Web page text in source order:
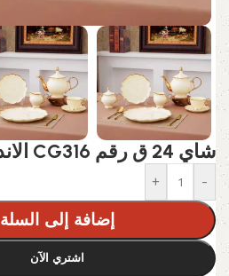
شاي 24 ق رقم CG316 الاندلس
-
+
إضافة إلى السلة
اشتري الآن